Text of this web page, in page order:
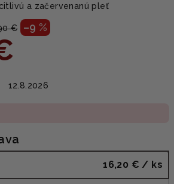
a začervenanú pleť
€ –9 %
12.8.2026
16,20 € / ks